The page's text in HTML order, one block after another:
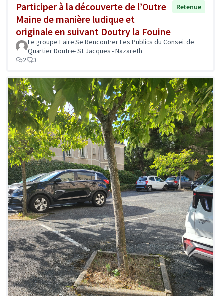
Participer à la découverte de l’Outre
Maine de manière ludique et
originale en suivant Doutry la Fouine
Retenue
Le groupe Faire Se Rencontrer Les Publics du Conseil de
Quartier Doutre- St Jacques - Nazareth
2
3